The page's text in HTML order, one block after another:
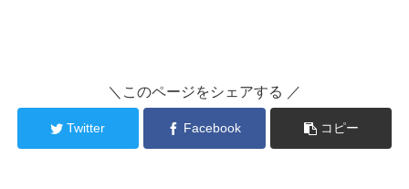
＼このページをシェアする ／
Twitter Facebook コピー